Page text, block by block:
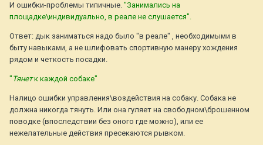
И ошибки-проблемы типичные. "Занимались на
площадке\индивидуально, в реале не слушается".
Ответ: дык заниматься надо было "в реале" , необходимыми в
быту навыками, а не шлифовать спортивную манеру хождения
рядом и четкость посадки.
" Тянетк каждой собаке"
Налицо ошибки управления\воздействия на собаку. Собака не
должна никогда тянуть. Или она гуляет на свободном\брошенном
поводке (впоследствии без оного где можно), или ее
нежелательные действия пресекаются рывком.